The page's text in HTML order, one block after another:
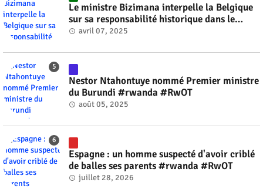
Le ministre Bizimana interpelle la Belgique
sur sa responsabilité historique dans le
génocide #rwanda #RwOT
avril 07, 2025
Nestor Ntahontuye nommé Premier ministre
du Burundi #rwanda #RwOT
août 05, 2025
Espagne : un homme suspecté d'avoir criblé
de balles ses parents #rwanda #RwOT
juillet 28, 2026